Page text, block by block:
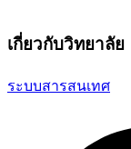
เกี่ยวกับวิทยาลัย
ระบบสารสนเทศ